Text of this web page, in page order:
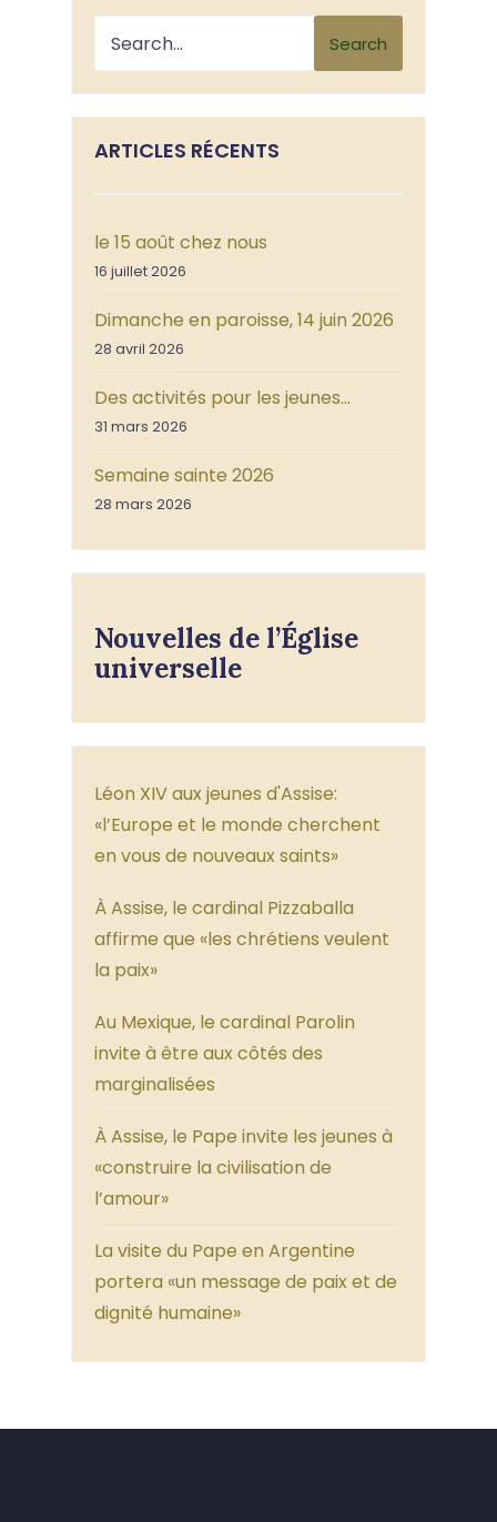
Search
ARTICLES RÉCENTS
le 15 août chez nous
16 juillet 2026
Dimanche en paroisse, 14 juin 2026
28 avril 2026
Des activités pour les jeunes…
31 mars 2026
Semaine sainte 2026
28 mars 2026
Nouvelles de l’Église
universelle
Léon XIV aux jeunes d'Assise:
«l’Europe et le monde cherchent
en vous de nouveaux saints»
À Assise, le cardinal Pizzaballa
affirme que «les chrétiens veulent
la paix»
Au Mexique, le cardinal Parolin
invite à être aux côtés des
marginalisées
À Assise, le Pape invite les jeunes à
«construire la civilisation de
l’amour»
La visite du Pape en Argentine
portera «un message de paix et de
dignité humaine»